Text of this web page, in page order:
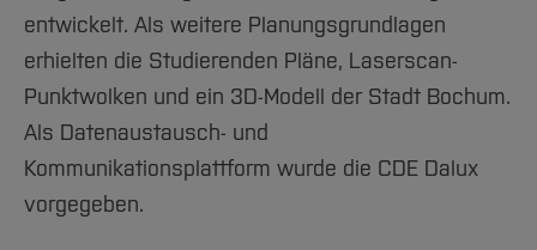
entwickelt. Als weitere Planungsgrundlagen
erhielten die Studierenden Pläne, Laserscan-
Punktwolken und ein 3D-Modell der Stadt Bochum.
Als Datenaustausch- und
Kommunikationsplattform wurde die CDE Dalux
vorgegeben.